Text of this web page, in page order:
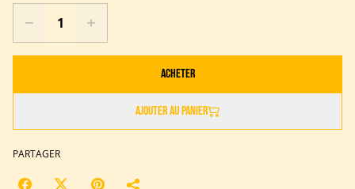
Acheter
Ajouter au panier
PARTAGER